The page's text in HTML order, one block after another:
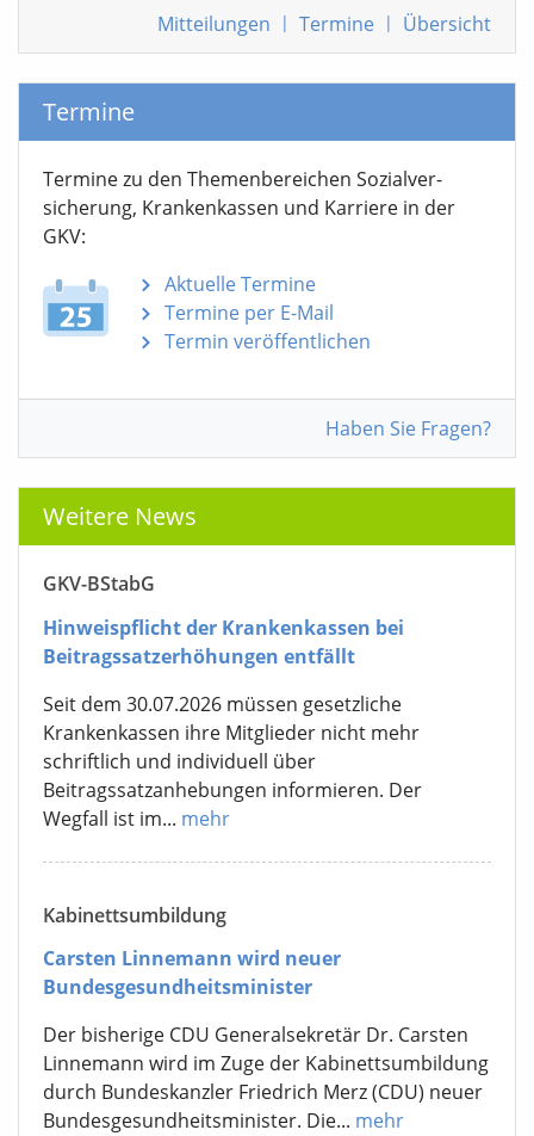
Mitteilungen | Termine | Übersicht
Termine
Termine zu den Themen­bereichen Sozialver­
sicherung, Krankenkassen und Karriere in der
GKV:
Aktuelle Termine
Termine per E-Mail
Termin veröffentlichen
Haben Sie Fragen?
Weitere News
GKV-BStabG
Hinweispflicht der Krankenkassen bei
Beitragssatzerhöhungen entfällt
Seit dem 30.07.2026 müssen gesetzliche
Krankenkassen ihre Mitglieder nicht mehr
schriftlich und individuell über
Beitragssatzanhebungen informieren. Der
Wegfall ist im... mehr
Kabinettsumbildung
Carsten Linnemann wird neuer
Bundesgesundheitsminister
Der bisherige CDU Generalsekretär Dr. Carsten
Linnemann wird im Zuge der Kabinettsumbildung
durch Bundeskanzler Friedrich Merz (CDU) neuer
Bundesgesundheitsminister. Die... mehr